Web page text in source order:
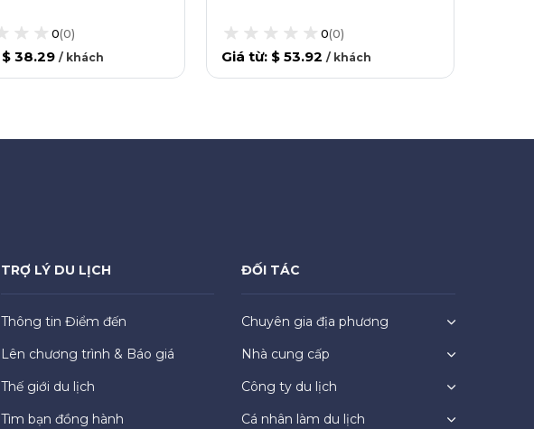
0(0)
$ 38.29 / khách
0(0)
Giá từ: $ 53.92 / khách
TRỢ LÝ DU LỊCH
Thông tin Điểm đến
Lên chương trình & Báo giá
Thế giới du lịch
Tìm bạn đồng hành
ĐỐI TÁC
Chuyên gia địa phương
Nhà cung cấp
Công ty du lịch
Cá nhân làm du lịch